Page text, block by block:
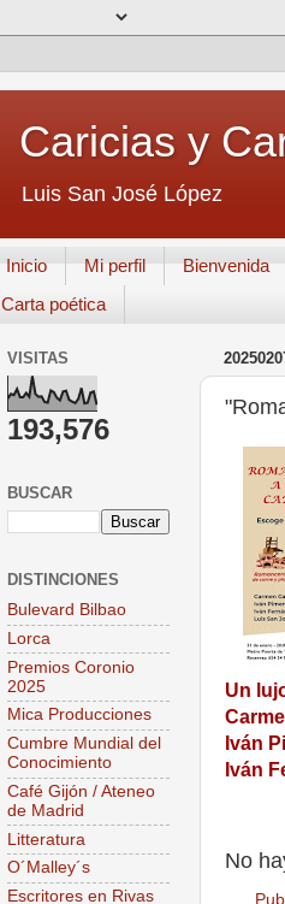
Caricias y
Luis San José López
Inicio Mi perfil Bienvenida
Carta poética
Un
Iván
Iván
No
VISITAS
193,576
BUSCAR
DISTINCIONES
Bulevard Bilbao
Lorca
Premios Coronio
2025
Mica Producciones
Cumbre Mundial del
Conocimiento
Café Gijón / Ateneo
de Madrid
Litteratura
O´Malley´s
Escritores en Rivas